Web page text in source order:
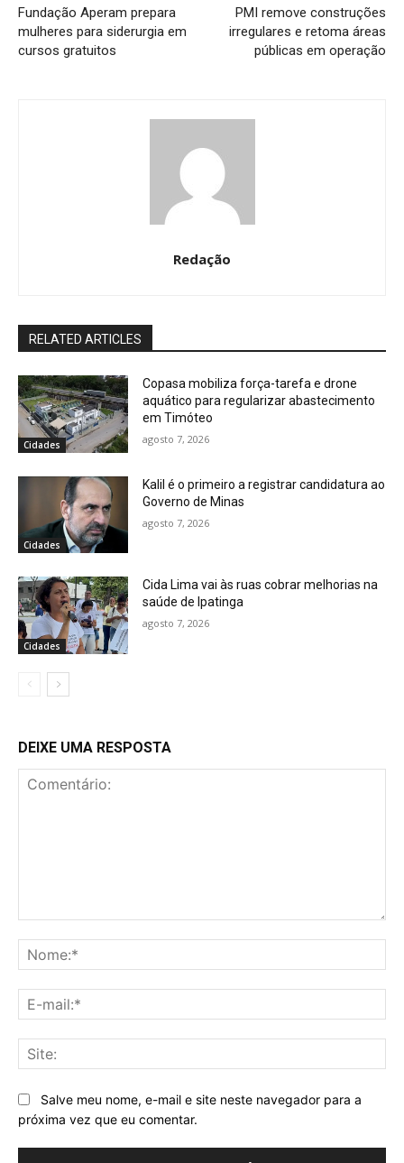
Fundação Aperam prepara
mulheres para siderurgia em
cursos gratuitos
PMI remove construções
irregulares e retoma áreas
públicas em operação
Redação
RELATED ARTICLES
Cidades
Copasa mobiliza força-tarefa e drone
aquático para regularizar abastecimento
em Timóteo
agosto 7, 2026
Cidades
Kalil é o primeiro a registrar candidatura ao
Governo de Minas
agosto 7, 2026
Cidades
Cida Lima vai às ruas cobrar melhorias na
saúde de Ipatinga
agosto 7, 2026
DEIXE UMA RESPOSTA
Salve meu nome, e-mail e site neste navegador para a
próxima vez que eu comentar.